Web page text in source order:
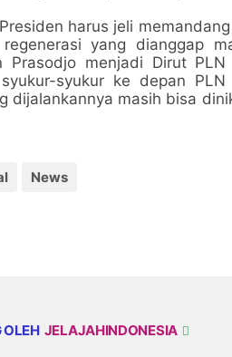
harus jeli
yang dianggap
Prasodjo menjadi Dirut
syukur ke depan
dijalankannya masih bisa
News
OLEH JELAJAHINDONESIA